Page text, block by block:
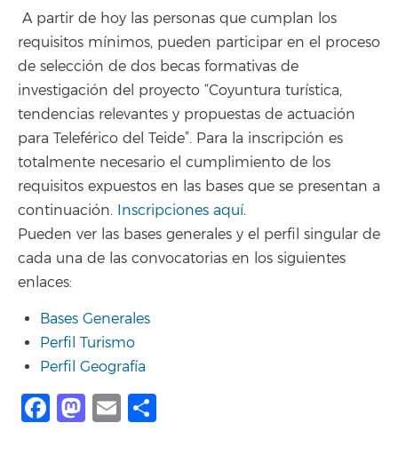
A partir de hoy las personas que cumplan los
requisitos mínimos, pueden participar en el proceso
de selección de dos becas formativas de
investigación del proyecto “Coyuntura turística,
tendencias relevantes y propuestas de actuación
para Teleférico del Teide”. Para la inscripción es
totalmente necesario el cumplimiento de los
requisitos expuestos en las bases que se presentan a
continuación. Inscripciones aquí.
Pueden ver las bases generales y el perfil singular de
cada una de las convocatorias en los siguientes
enlaces:
Bases Generales
Perfil Turismo
Perfil Geografía
Facebook
Mastodon
Email